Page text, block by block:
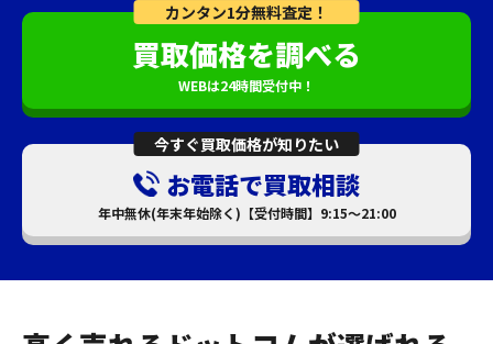
カンタン1分無料査定！
買取価格を調べる
WEBは24時間受付中！
今すぐ買取価格が知りたい
お電話で買取相談
年中無休(年末年始除く)【受付時間】9:15～21:00